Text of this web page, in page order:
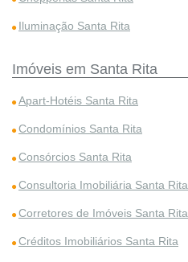
Iluminação Santa Rita
Imóveis em Santa Rita
Apart-Hotéis Santa Rita
Condomínios Santa Rita
Consórcios Santa Rita
Consultoria Imobiliária Santa Rita
Corretores de Imóveis Santa Rita
Créditos Imobiliários Santa Rita